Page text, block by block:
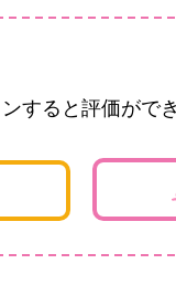
ンすると評価がで